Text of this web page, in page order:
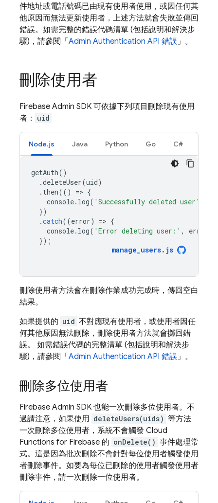
件地址或電話號碼已由現有使用者使用，或因任何其
他原因而無法更新使用者，上述方法就會失敗並傳回
錯誤。如需完整的錯誤代碼清單 (包括說明和解決步
驟)，請參閱「 Admin Authentication API 錯誤」。
刪除使用者
Firebase Admin SDK 可依據下列項目刪除現有使用
者：
uid
Node.js Java Python Go C#
getAuth()
.deleteUser(uid)
. then(() => {
console. log( 'Successfully deleted user'
})
.catch((error) => {
console. log( 'Error deleting user:' , error
});
manage_users. js
刪除使用者方法會在刪除作業成功完成時，傳回空白
結果。
如果提供的 uid 不對應現有使用者，或使用者因任
何其他原因無法刪除，刪除使用者方法就會擲回錯
誤。 如需錯誤代碼的完整清單 (包括說明和解決步
驟)，請參閱「 Admin Authentication API 錯誤」。
刪除多位使用者
Firebase Admin SDK 也能一次刪除多位使用者。不
過請注意，如果使用 deleteUsers(uids) 等方法
一次刪除多位使用者，系統不會觸發 Cloud
Functions for Firebase 的 onDelete() 事件處理常
式。這是因為批次刪除不會針對每位使用者觸發使用
者刪除事件。如要為每位已刪除的使用者觸發使用者
刪除事件，請一次刪除一位使用者。